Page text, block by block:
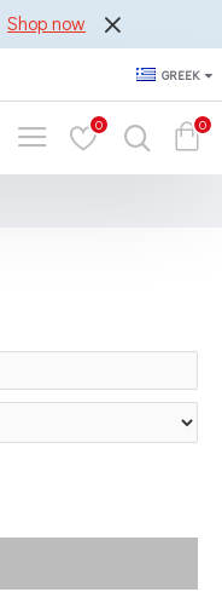
Shop now
GREEK
0 0